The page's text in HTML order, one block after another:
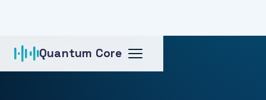
Quantum Core
ホーム タグ: 受賞